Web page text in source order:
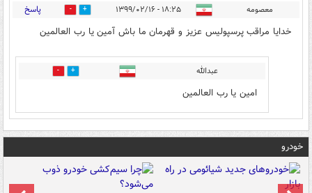
معصومه ۱۸:۲۵ - ۱۳۹۹/۰۲/۱۶ 6 پاسخ
خدایا مراقب پرسپولیس عزیز و قهرمان ما باش آمین یا رب العالمین
عبدالله 6
امین یا رب العالمین
خودرو